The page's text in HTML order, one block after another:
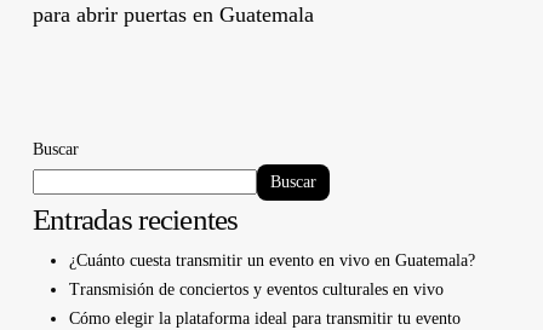
para abrir puertas en Guatemala
Buscar
Buscar
Entradas recientes
¿Cuánto cuesta transmitir un evento en vivo en Guatemala?
Transmisión de conciertos y eventos culturales en vivo
Cómo elegir la plataforma ideal para transmitir tu evento